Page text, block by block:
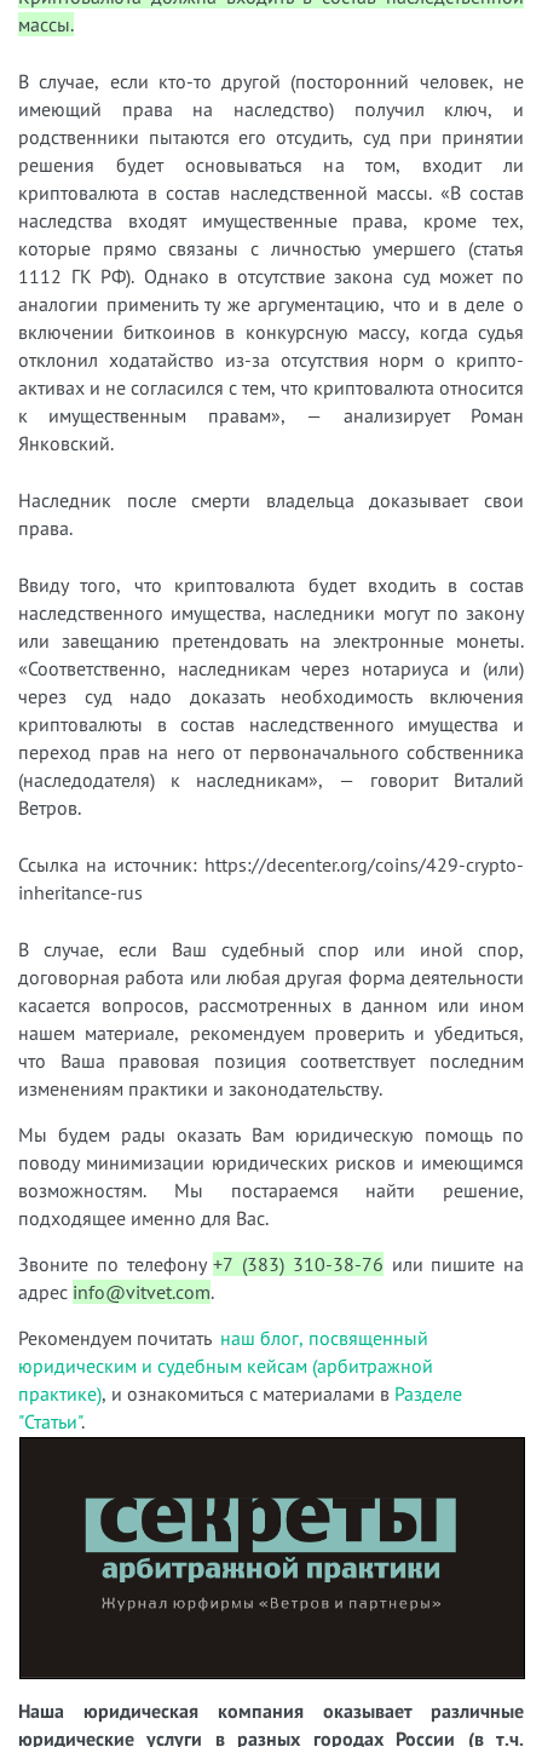
массы.
В случае, если кто-то другой (посторонний человек, не
имеющий права на наследство) получил ключ, и
родственники пытаются его отсудить, суд при принятии
решения будет основываться на том, входит ли
криптовалюта в состав наследственной массы. «В состав
наследства входят имущественные права, кроме тех,
которые прямо связаны с личностью умершего (статья
1112 ГК РФ). Однако в отсутствие закона суд может по
аналогии применить ту же аргументацию, что и в деле о
включении биткоинов в конкурсную массу, когда судья
отклонил ходатайство из-за отсутствия норм о крипто-
активах и не согласился с тем, что криптовалюта относится
к имущественным правам», — анализирует Роман
Янковский.
Наследник после смерти владельца доказывает свои
права.
Ввиду того, что криптовалюта будет входить в состав
наследственного имущества, наследники могут по закону
или завещанию претендовать на электронные монеты.
«Соответственно, наследникам через нотариуса и (или)
через суд надо доказать необходимость включения
криптовалюты в состав наследственного имущества и
переход прав на него от первоначального собственника
(наследодателя) к наследникам», — говорит Виталий
Ветров.
Ссылка на источник: https://decenter.org/coins/429-crypto-
inheritance-rus
В случае, если Ваш судебный спор или иной спор,
договорная работа или любая другая форма деятельности
касается вопросов, рассмотренных в данном или ином
нашем материале, рекомендуем проверить и убедиться,
что Ваша правовая позиция соответствует последним
изменениям практики и законодательству.
Мы будем рады оказать Вам юридическую помощь по
поводу минимизации юридических рисков и имеющимся
возможностям. Мы постараемся найти решение,
подходящее именно для Вас.
Звоните по телефону+7 (383) 310-38-76 или пишите на
адрес info@vitvet.com.
Рекомендуем почитать наш блог, посвященный
юридическим и судебным кейсам (арбитражной
практике), и ознакомиться с материалами в Разделе
"Статьи".
Наша юридическая компания оказывает различные
юридические услуги в разных городах России (в т.ч.